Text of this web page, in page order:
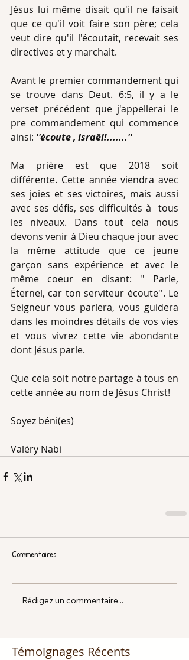
Jésus lui même disait qu'il ne faisait
que ce qu'il voit faire son père; cela
veut dire qu'il l'écoutait, recevait ses
directives et y marchait.
Avant le premier commandement qui
se trouve dans Deut. 6:5, il y a le
verset précédent que j'appellerai le
pre commandement qui commence
ainsi: ''écoute , Israël!.......''
Ma prière est que 2018 soit
différente. Cette année viendra avec
ses joies et ses victoires, mais aussi
avec ses défis, ses difficultés à  tous
les niveaux. Dans tout cela nous
devons venir à Dieu chaque jour avec
la même attitude que ce jeune
garçon sans expérience et avec le
même coeur en disant: '' Parle,
Éternel, car ton serviteur écoute''. Le
Seigneur vous parlera, vous guidera
dans les moindres détails de vos vies
et vous vivrez cette vie abondante
dont Jésus parle.
Que cela soit notre partage à tous en
cette année au nom de Jésus Christ!
Soyez béni(es)
Valéry Nabi
Commentaires
Rédigez un commentaire...
Témoignages Récents